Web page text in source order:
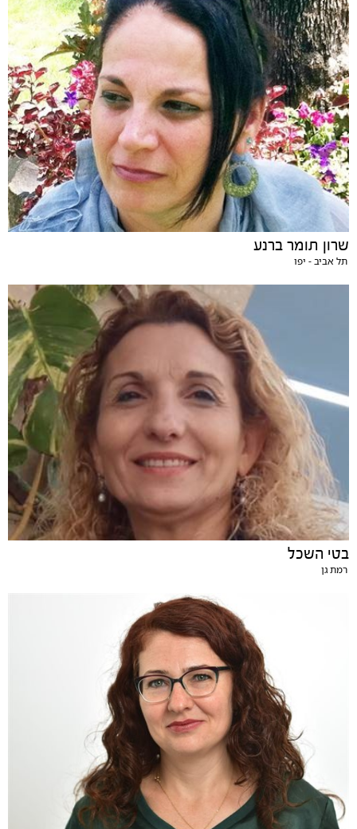
שרון תומר ברנע
תל אביב - יפו
בטי השכל
רמת גן